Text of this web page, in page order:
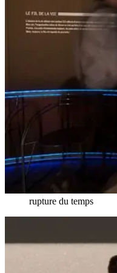
rupture du temps